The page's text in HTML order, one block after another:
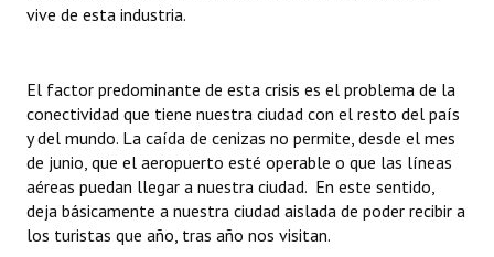
Ciudadano Ilustre - Registro
Banca del Vecino - Registro
Huéspedes de Honor - Registro
Antiguos Pobladores - Registro
vive de esta industria.
El factor predominante de esta crisis es el problema de la
conectividad que tiene nuestra ciudad con el resto del país
y del mundo. La caída de cenizas no permite, desde el mes
de junio, que el aeropuerto esté operable o que las líneas
aéreas puedan llegar a nuestra ciudad. En este sentido,
deja básicamente a nuestra ciudad aislada de poder recibir a
los turistas que año, tras año nos visitan.